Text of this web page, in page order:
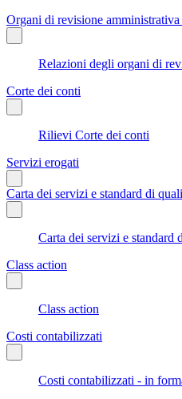
Organi di revisione amministrativa
Relazioni degli organi di
Corte dei conti
Rilievi Corte dei conti
Servizi erogati
Carta dei servizi e standard di
Carta dei servizi e standard
Class action
Class action
Costi contabilizzati
Costi contabilizzati - in